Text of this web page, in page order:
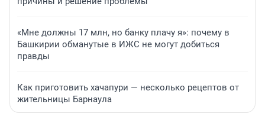
«Мне должны 17 млн, но банку плачу я»: почему в
Башкирии обманутые в ИЖС не могут добиться
правды
Как приготовить хачапури — несколько рецептов от
жительницы Барнаула